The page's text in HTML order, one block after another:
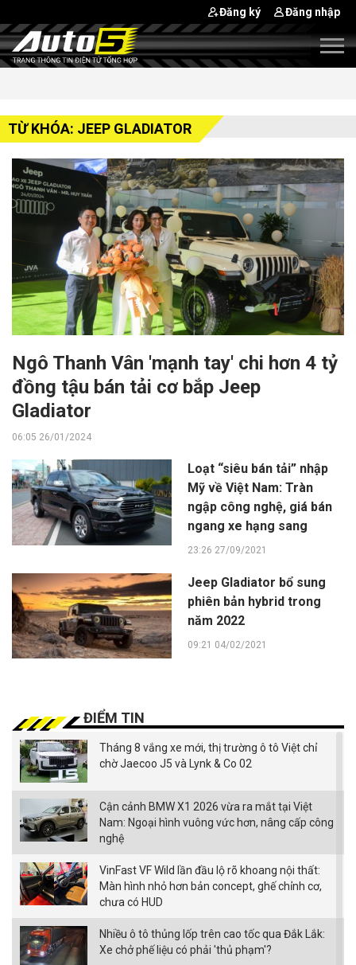
Đăng ký Đăng nhập
TỪ KHÓA: JEEP GLADIATOR
Ngô Thanh Vân 'mạnh tay' chi hơn 4 tỷ
đồng tậu bán tải cơ bắp Jeep
Gladiator
06:05 26/01/2024
Loạt “siêu bán tải” nhập
Mỹ về Việt Nam: Tràn
ngập công nghệ, giá bán
ngang xe hạng sang
23:26 27/09/2021
Jeep Gladiator bổ sung
phiên bản hybrid trong
năm 2022
09:21 04/02/2021
ĐIỂM TIN
Tháng 8 vắng xe mới, thị trường ô tô Việt chỉ
chờ Jaecoo J5 và Lynk & Co 02
Cận cảnh BMW X1 2026 vừa ra mắt tại Việt
Nam: Ngoại hình vuông vức hơn, nâng cấp công
nghệ
VinFast VF Wild lần đầu lộ rõ khoang nội thất:
Màn hình nhỏ hơn bản concept, ghế chỉnh cơ,
chưa có HUD
Nhiều ô tô thủng lốp trên cao tốc qua Đắk Lắk:
Xe chở phế liệu có phải 'thủ phạm'?